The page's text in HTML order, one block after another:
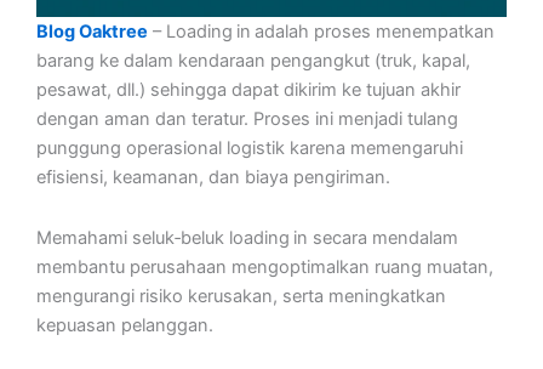
Blog Oaktree – Loading in adalah proses menempatkan
barang ke dalam kendaraan pengangkut (truk, kapal,
pesawat, dll.) sehingga dapat dikirim ke tujuan akhir
dengan aman dan teratur. Proses ini menjadi tulang
punggung operasional logistik karena memengaruhi
efisiensi, keamanan, dan biaya pengiriman.
Memahami seluk‑beluk loading in secara mendalam
membantu perusahaan mengoptimalkan ruang muatan,
mengurangi risiko kerusakan, serta meningkatkan
kepuasan pelanggan.